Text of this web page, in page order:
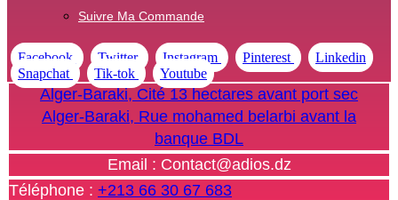
Suivre Ma Commande
Facebook Twitter Instagram Pinterest
Linkedin
Snapchat
Tik-tok Youtube
Alger-Baraki, Cité 13 hectares avant port sec
Alger-Baraki, Rue mohamed belarbi avant la
banque BDL
Email : Contact@adios.dz
Téléphone : +213 66 30 67 683